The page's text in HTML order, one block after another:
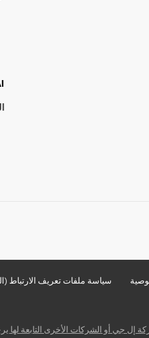
سياسة ملفات تعريف الارتباط
إل جي أو الشركات الأخرى التابعة لها